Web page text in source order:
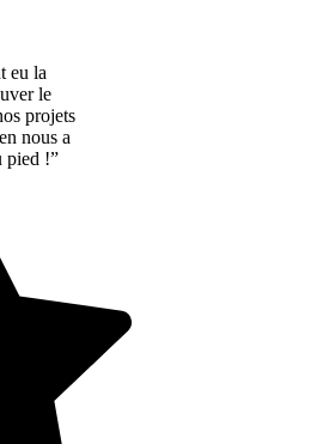
eu la
le
projets
nous a
pied !”